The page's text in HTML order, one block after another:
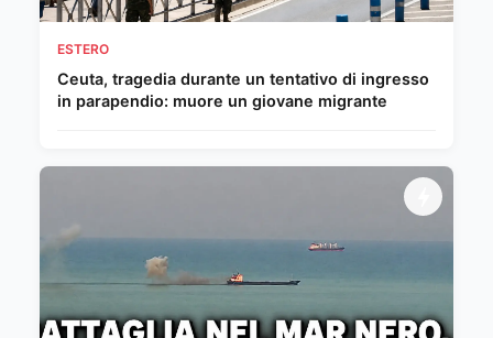
ESTERO
Ceuta, tragedia durante un tentativo di ingresso
in parapendio: muore un giovane migrante